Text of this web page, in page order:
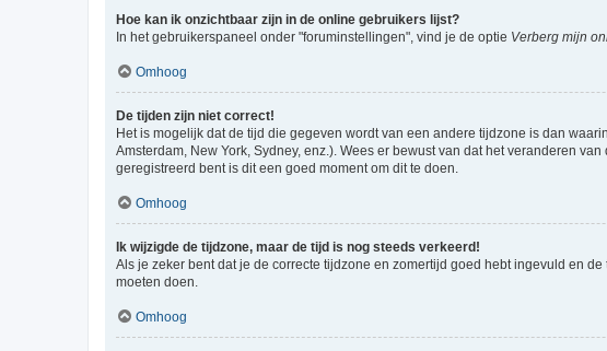
Hoe kan ik onzichtbaar zijn in de online gebruikers lijst?
In het gebruikerspaneel onder "foruminstellingen", vind je de optie Verberg mijn
Omhoog
De tijden zijn niet correct!
Het is mogelijk dat de tijd die gegeven wordt van een andere tijdzone is dan
Amsterdam, New York, Sydney, enz.). Wees er bewust van dat het veranderen
geregistreerd bent is dit een goed moment om dit te doen.
Omhoog
Ik wijzigde de tijdzone, maar de tijd is nog steeds verkeerd!
Als je zeker bent dat je de correcte tijdzone en zomertijd goed hebt ingevuld en
moeten doen.
Omhoog